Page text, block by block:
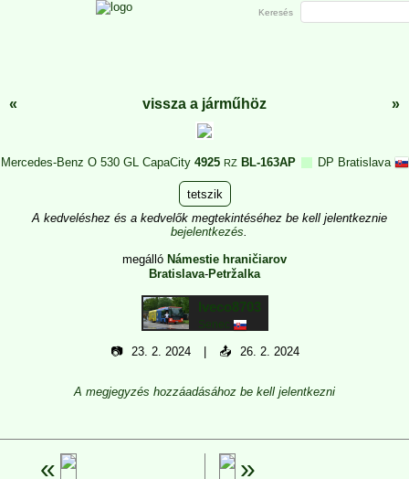
« vissza a járműhöz »
Mercedes-Benz O 530 GL CapaCity 4925 RZ BL-163AP DP Bratislava
tetszik
A kedveléshez és a kedvelők megtekintéséhez be kell jelentkeznie
bejelentkezés.
megálló Námestie hraničiarov
Bratislava-Petržalka
Iveco8703
Senec
📷 23. 2. 2024 📤 26. 2. 2024
A megjegyzés hozzáadásához be kell jelentkezni
Keresés